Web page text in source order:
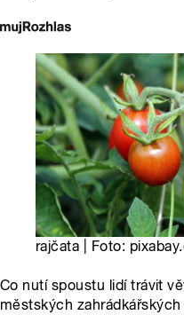
rajčata | Foto:
Co nutí spoustu lidí trávit
městských